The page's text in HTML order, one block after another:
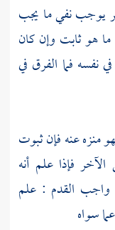
يوجب نفي ما يجب
ما هو ثابت وإن كان
نفسه فما الفرق في
منزه عنه فإن ثبوت
فإذا علم أنه
واجب القدم : علم
سواه